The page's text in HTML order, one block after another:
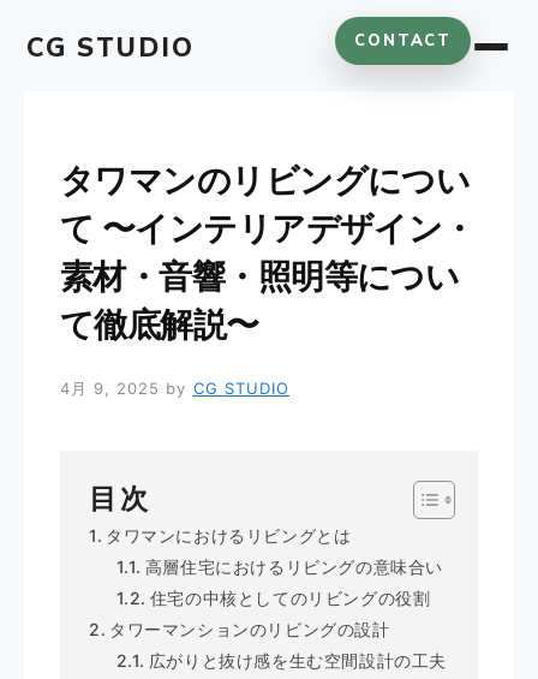
CG STUDIO CONTACT
タワマンのリビングについ
て 〜インテリアデザイン・
素材・音響・照明等につい
て徹底解説〜
4月 9, 2025 by CG STUDIO
目次
タワマンにおけるリビングとは
高層住宅におけるリビングの意味合い
住宅の中核としてのリビングの役割
タワーマンションのリビングの設計
広がりと抜け感を生む空間設計の工夫